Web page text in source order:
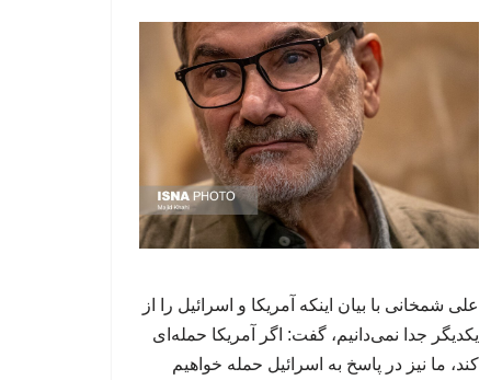
علی شمخانی با بیان اینکه آمریکا و اسرائیل را از
یکدیگر جدا نمی‌دانیم، گفت: اگر آمریکا حمله‌ای
کند، ما نیز در پاسخ به اسرائیل حمله خواهیم